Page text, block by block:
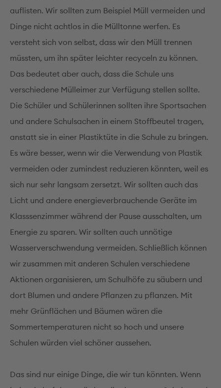
auflisten. Wir sollten zum Beispiel Müll vermeiden und
Dinge nicht achtlos in die Mülltonne werfen. Es
versteht sich von selbst, dass wir den Müll trennen
müssten, um ihn später leichter recyceln zu können.
Das bedeutet aber auch, dass die Schule uns
verschiedene Mülleimer zur Verfügung stellen sollte.
Die Schüler und Schülerinnen sollten ihre Sportsachen
und andere Schulsachen in einem Stoffbeutel tragen,
anstatt sie in einer Plastiktüte in die Schule zu bringen.
Es wäre besser, wenn wir die Verwendung von Plastik
vermeiden oder zumindest reduzieren könnten, weil es
sich nur sehr langsam zersetzt. Wir sollten auch das
Licht und andere energieverbrauchende Geräte im
Klasssenzimmer während der Pause ausschalten, um
Energie zu sparen. Wir sollten auch unnötige
Wasserverschwendung vermeiden. Schließlich können
wir zusammen mit anderen Schulen verschiedene
Aktionen organisieren, um Schulhöfe zu säubern und
dort Blumen und andere Pflanzen zu pflanzen. Mit
mehr Grünflächen und Bäumen wären die
Sommertemperaturen nicht so hoch und unsere
Schulen würden viel schöner aussehen.
Das sind nur einige Dinge, die wir tun könnten. Wenn